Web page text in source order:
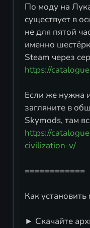
По моду на
существует в
не для пятой
именно
Steam через
https://
Если же нужна
загляните в
Skymods, там
https://
civilization-v/
============
Как
► Скачайте